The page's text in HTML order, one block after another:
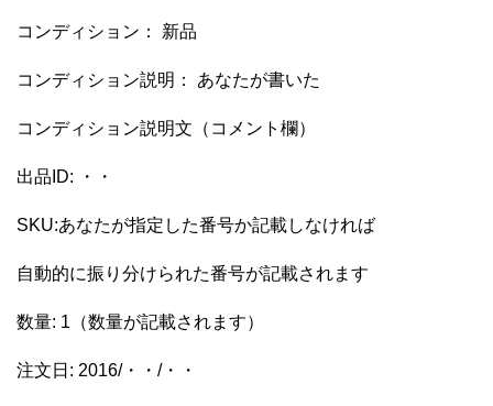
コンディション： 新品
コンディション説明： あなたが書いた
コンディション説明文（コメント欄）
出品 ID: ・・
SKU:あなたが指定した番号か記載しなければ
自動的に振り分けられた番号が記載されます
数量: 1 （数量が記載されます）
注文日 : 2016/・・ /・・